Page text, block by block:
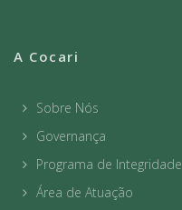
A Cocari
Sobre Nós
Governança
Programa de Integridade
Área de Atuação